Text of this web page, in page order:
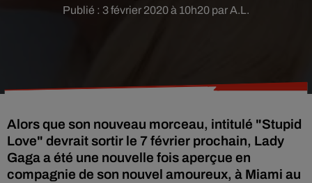
Publié : 3 février 2020 à 10h20 par A.L.
Alors que son nouveau morceau, intitulé "Stupid
Love" devrait sortir le 7 février prochain, Lady
Gaga a été une nouvelle fois aperçue en
compagnie de son nouvel amoureux, à Miami au